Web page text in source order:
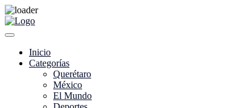
Skip
to
Inicio
Categorías
Querétaro
México
El Mundo